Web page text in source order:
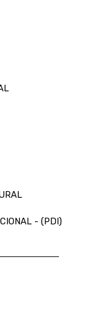
- (PDI)